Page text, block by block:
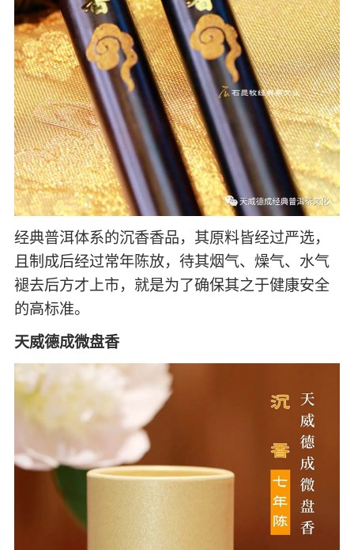
经典普洱体系的沉香香品，其原料皆经过严选，
且制成后经过常年陈放，待其烟气、燥气、水气
褪去后方才上市，就是为了确保其之于健康安全
的高标准。
天威德成微盘香